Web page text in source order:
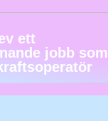
ett
jobb som